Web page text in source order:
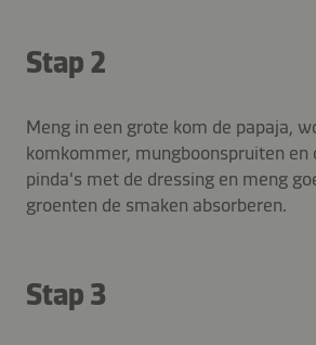
Stap 2
Meng in een grote kom de papaja,
komkommer, mungboonspruiten en
pinda's met de dressing en meng
groenten de smaken absorberen.
Stap 3